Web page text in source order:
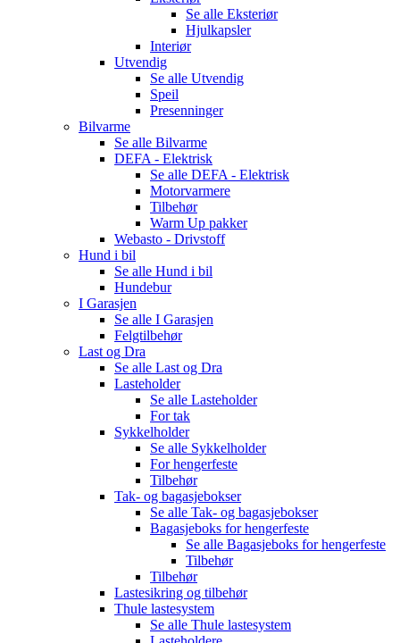
Se alle Eksteriør
Hjulkapsler
Interiør
Utvendig
Se alle Utvendig
Speil
Presenninger
Bilvarme
Se alle Bilvarme
DEFA - Elektrisk
Se alle DEFA - Elektrisk
Motorvarmere
Tilbehør
Warm Up pakker
Webasto - Drivstoff
Hund i bil
Se alle Hund i bil
Hundebur
I Garasjen
Se alle I Garasjen
Felgtilbehør
Last og Dra
Se alle Last og Dra
Lasteholder
Se alle Lasteholder
For tak
Sykkelholder
Se alle Sykkelholder
For hengerfeste
Tilbehør
Tak- og bagasjebokser
Se alle Tak- og bagasjebokser
Bagasjeboks for hengerfeste
Se alle Bagasjeboks for hengerfeste
Tilbehør
Tilbehør
Lastesikring og tilbehør
Thule lastesystem
Se alle Thule lastesystem